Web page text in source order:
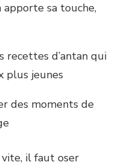
apporte sa touche,
recettes d’antan qui
plus jeunes
des moments de
il faut oser